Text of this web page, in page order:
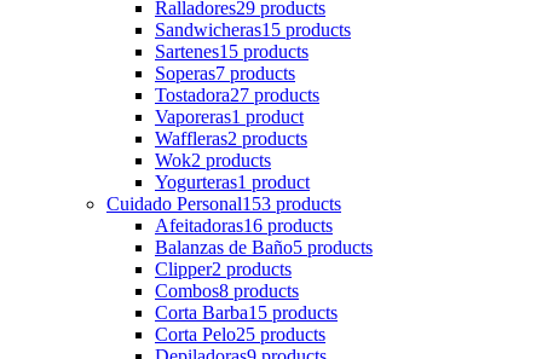
Ralladores29 products
Sandwicheras15 products
Sartenes15 products
Soperas7 products
Tostadora27 products
Vaporeras1 product
Waffleras2 products
Wok2 products
Yogurteras1 product
Cuidado Personal153 products
Afeitadoras16 products
Balanzas de Baño5 products
Clipper2 products
Combos8 products
Corta Barba15 products
Corta Pelo25 products